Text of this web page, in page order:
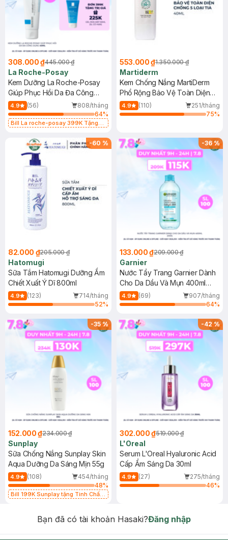
308.000 ₫445.000 ₫
La Roche-Posay
Kem Dưỡng La Roche-Posay
Giúp Phục Hồi Da Đa Công
Dụng 40ml
4.9 (56)
808/tháng
64%
Bill La roche-posay 399K Tặng
(SL có hạn)
553.000 ₫1.350.000 ₫
Martiderm
Kem Chống Nắng MartiDerm
Phổ Rộng Bảo Vệ Toàn Diện
40ml
4.9 (110)
251/tháng
75%
-60 %
82.000 ₫205.000 ₫
Hatomugi
Sữa Tắm Hatomugi Dưỡng Ẩm
Chiết Xuất Ý Dĩ 800ml
4.9 (123)
714/tháng
52%
-36%
133.000 ₫209.000 ₫
Garnier
Nước Tẩy Trang Garnier Dành
Cho Da Dầu Và Mụn 400ml
(Mới)
4.9 (69)
907/tháng
64%
-35%
152.000 ₫234.000 ₫
Sunplay
Sữa Chống Nắng Sunplay Skin
Aqua Dưỡng Da Sáng Mịn 55g
4.9 (108)
454/tháng
48%
Bill 199K Sunplay tặng Tinh Chất
-42%
302.000 ₫519.000 ₫
L'Oreal
Serum L'Oreal Hyaluronic Acid
Cấp Ẩm Sáng Da 30ml
4.9 (27)
275/tháng
46%
Bạn đã có tài khoản Hasaki?Đăng nhập